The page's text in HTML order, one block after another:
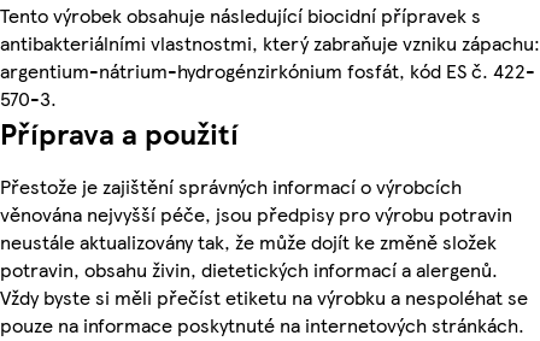
Tento výrobek obsahuje následující biocidní přípravek s
antibakteriálními vlastnostmi, který zabraňuje vzniku zápachu:
argentium-nátrium-hydrogénzirkónium fosfát, kód ES č. 422-
570-3.
Příprava a použití
Přestože je zajištění správných informací o výrobcích
věnována nejvyšší péče, jsou předpisy pro výrobu potravin
neustále aktualizovány tak, že může dojít ke změně složek
potravin, obsahu živin, dietetických informací a alergenů.
Vždy byste si měli přečíst etiketu na výrobku a nespoléhat se
pouze na informace poskytnuté na internetových stránkách.